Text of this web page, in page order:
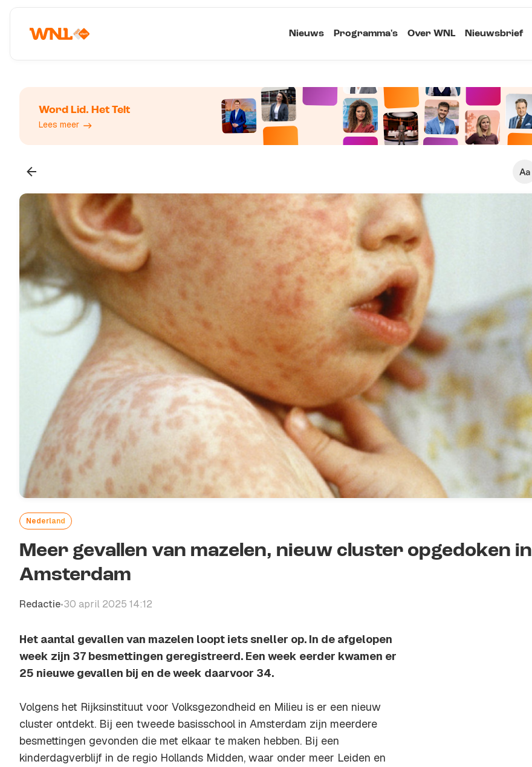
Nieuws Programma's Over WNL Nieuwsbrief
Word Lid. Het Telt
Lees meer
Nederland
Meer gevallen van mazelen, nieuw cluster opgedoken in
Amsterdam
Redactie•30 april 2025 14:12
Het aantal gevallen van mazelen loopt iets sneller op. In de afgelopen
week zijn 37 besmettingen geregistreerd. Een week eerder kwamen er
25 nieuwe gevallen bij en de week daarvoor 34.
Volgens het Rijksinstituut voor Volksgezondheid en Milieu is er een nieuw
cluster ontdekt. Bij een tweede basisschool in Amsterdam zijn meerdere
besmettingen gevonden die met elkaar te maken hebben. Bij een
kinderdagverblijf in de regio Hollands Midden, waar onder meer Leiden en